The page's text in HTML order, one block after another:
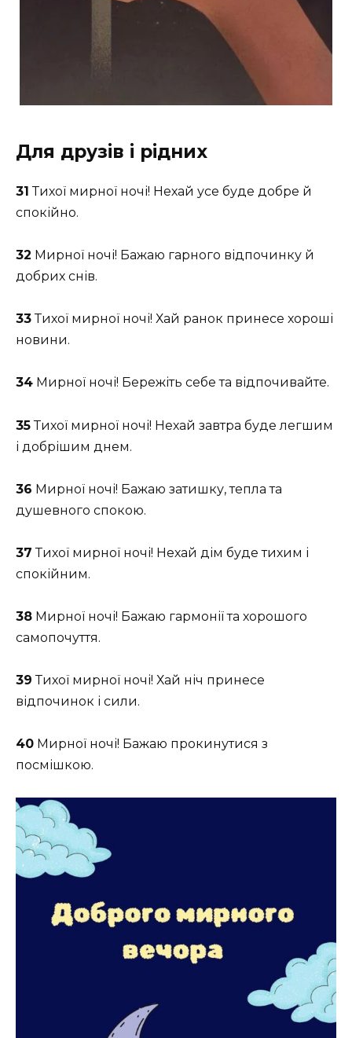
Для друзів і рідних
31 Тихої мирної ночі! Нехай усе буде добре й
спокійно.
32 Мирної ночі! Бажаю гарного відпочинку й
добрих снів.
33Тихої мирної ночі! Хай ранок принесе хороші
новини.
34 Мирної ночі! Бережіть себе та відпочивайте.
35Тихої мирної ночі! Нехай завтра буде легшим
і добрішим днем.
36 Мирної ночі! Бажаю затишку, тепла та
душевного спокою.
37 Тихої мирної ночі! Нехай дім буде тихим і
спокійним.
38 Мирної ночі! Бажаю гармонії та хорошого
самопочуття.
39 Тихої мирної ночі! Хай ніч принесе
відпочинок і сили.
40 Мирної ночі! Бажаю прокинутися з
посмішкою.